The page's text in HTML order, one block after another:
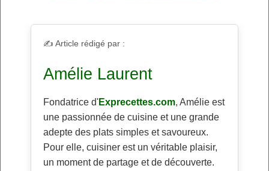
✍️ Article rédigé par :
Amélie Laurent
Fondatrice d'Exprecettes.com, Amélie est
une passionnée de cuisine et une grande
adepte des plats simples et savoureux.
Pour elle, cuisiner est un véritable plaisir,
un moment de partage et de découverte.